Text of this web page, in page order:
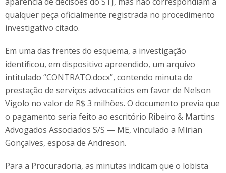
qualquer peça oficialmente registrada no procedimento
investigativo citado.
Em uma das frentes do esquema, a investigação
identificou, em dispositivo apreendido, um arquivo
intitulado “CONTRATO.docx”, contendo minuta de
prestação de serviços advocatícios em favor de Nelson
Vigolo no valor de R$ 3 milhões. O documento previa que
o pagamento seria feito ao escritório Ribeiro & Martins
Advogados Associados S/S — ME, vinculado a Mirian
Gonçalves, esposa de Andreson.
Para a Procuradoria, as minutas indicam que o lobista